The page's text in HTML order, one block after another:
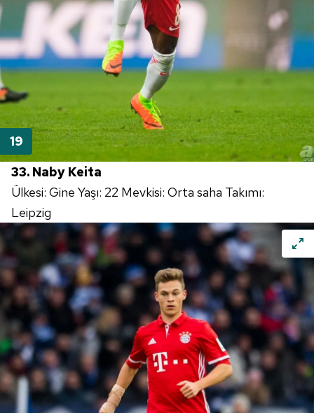
33. Naby Keita
Ülkesi: Gine Yaşı: 22 Mevkisi: Orta saha Takımı:
Leipzig